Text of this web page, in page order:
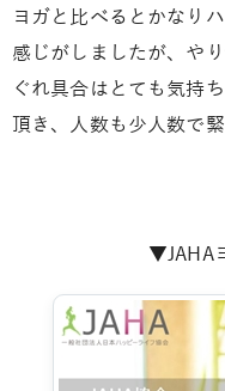
ヨガと比べるとかなり
感じがしましたが、や
ぐれ具合はとても気持
頂き、人数も少人数で
▼JAHA